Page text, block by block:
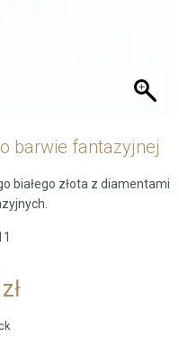
barwie fantazyjnej
białego złota z diamentami
zł